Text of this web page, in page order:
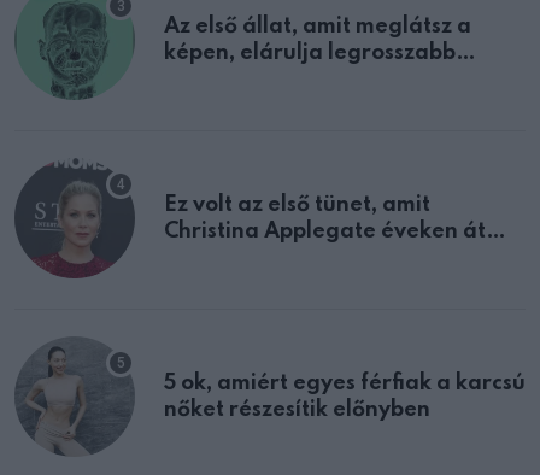
Az első állat, amit meglátsz a
képen, elárulja legrosszabb
Ez volt az első tünet, amit
Christina Applegate éveken át
5 ok, amiért egyes férfiak a karcsú
nőket részesítik előnyben